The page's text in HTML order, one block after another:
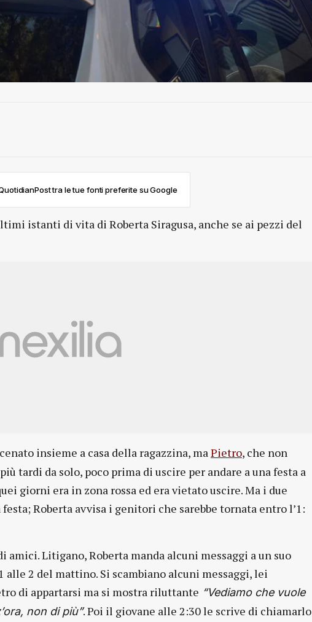
tra le tue fonti preferite su Google
istanti di vita di Roberta Siragusa, anche se ai pezzi del
insieme a casa della ragazzina, maPietro, che non
tardi da solo, poco prima di uscire per andare a una festa a
giorni era in zona rossa ed era vietato uscire. Ma i due
Roberta avvisa i genitori che sarebbe tornata entro l’1:
amici. Litigano, Roberta manda alcuni messaggi a un suo
alle 2 del mattino. Si scambiano alcuni messaggi, lei
di appartarsi ma si mostra riluttante “Vediamo che vuole
non di più”. Poi il giovane alle 2:30 le scrive di chiamarlo